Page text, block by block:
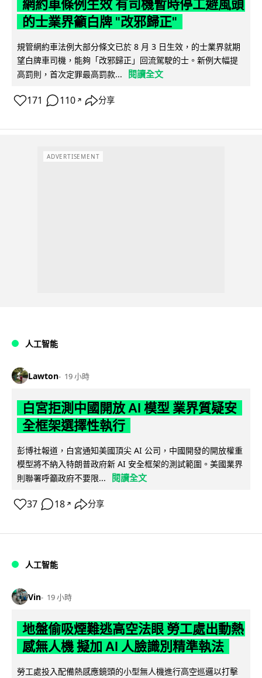
網約車條例生效 有司機暫時停工避風頭
的士業界籲白牌 "改邪歸正"
規管網約車法例大部分條文已於 8 月 3 日生效，的士業界就期
望白牌車司機，能夠「改邪歸正」回流駕駛的士。新例大幅提
高罰則，首次定罪最高罰款...
閱讀全文
171 110 ↗ 分享
ADVERTISEMENT
人工智能
Lawton 19 小時
白宮拒測中國開放 AI 模型 業界質疑安
全框架選擇性執行
彭博社報道，白宮通知美國頂尖 AI 公司，中國開發的開放權重
模型將不納入特朗普政府新 AI 安全框架的測試範圍。美國業界
則聯署呼籲政府不要限...
閱讀全文
37 18 ↗ 分享
人工智能
Vin 19 小時
地盤偷吸煙難逃高空法眼 勞工處出動熱
感無人機 擬加 AI 人臉識別精準執法
勞工處投入配備熱感應鏡頭的小型無人機進行高空巡邏以打擊